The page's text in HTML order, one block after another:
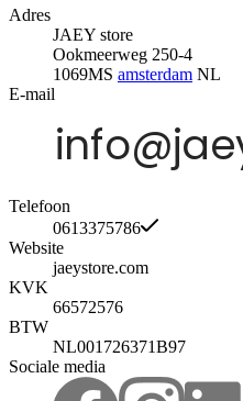
Adres
JAEY store
Ookmeerweg 250-4
1069MS amsterdam NL
E-mail
Telefoon
0613375786
Website
jaeystore.com
KVK
66572576
BTW
NL001726371B97
Sociale media